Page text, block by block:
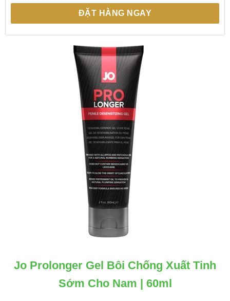
ĐẶT HÀNG NGAY
Jo Prolonger Gel Bôi Chống Xuất Tinh
Sớm Cho Nam | 60ml